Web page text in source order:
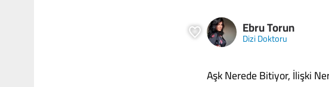
Ebru Torun
Dizi Doktoru
Aşk Nerede Bitiyor, İlişki